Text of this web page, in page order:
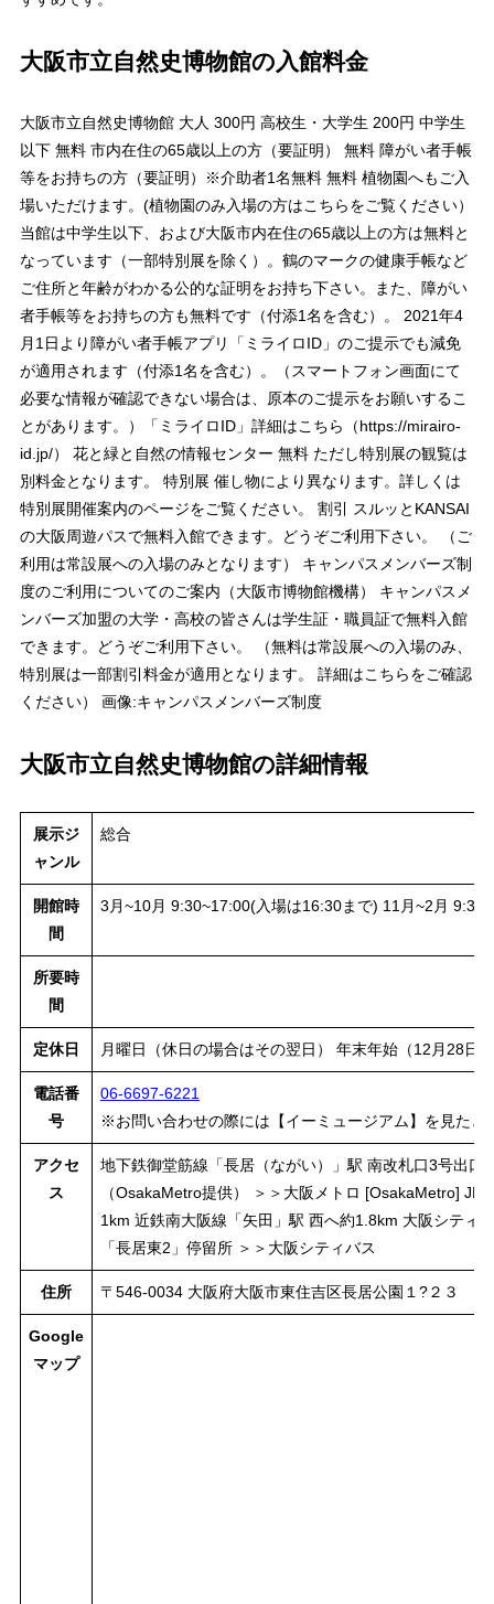
大阪市立自然史博物館の入館料金
大阪市立自然史博物館 大人 300円 高校生・大学生 200円 中学生
以下 無料 市内在住の65歳以上の方（要証明） 無料 障がい者手帳
等をお持ちの方（要証明）※介助者1名無料 無料 植物園へもご入
場いただけます。(植物園のみ入場の方はこちらをご覧ください）
当館は中学生以下、および大阪市内在住の65歳以上の方は無料と
なっています（一部特別展を除く）。鶴のマークの健康手帳など
ご住所と年齢がわかる公的な証明をお持ち下さい。また、障がい
者手帳等をお持ちの方も無料です（付添1名を含む）。 2021年4
月1日より障がい者手帳アプリ「ミライロID」のご提示でも減免
が適用されます（付添1名を含む）。（スマートフォン画面にて
必要な情報が確認できない場合は、原本のご提示をお願いするこ
とがあります。）「ミライロID」詳細はこちら（https://mirairo-
id.jp/） 花と緑と自然の情報センター 無料 ただし特別展の観覧は
別料金となります。 特別展 催し物により異なります。詳しくは
特別展開催案内のページをご覧ください。 割引 スルッとKANSAI
の大阪周遊パスで無料入館できます。どうぞご利用下さい。 （ご
利用は常設展への入場のみとなります） キャンパスメンバーズ制
度のご利用についてのご案内（大阪市博物館機構） キャンパスメ
ンバーズ加盟の大学・高校の皆さんは学生証・職員証で無料入館
できます。どうぞご利用下さい。 （無料は常設展への入場のみ、
特別展は一部割引料金が適用となります。 詳細はこちらをご確認
ください） 画像:キャンパスメンバーズ制度
大阪市立自然史博物館の詳細情報
展示ジ
ャンル
総合
開館時
間
3月~10月 9:30~17:00(入場は16:30まで) 11月~2月
所要時
間
定休日 月曜日（休日の場合はその翌日） 年末年始（12月28日
電話番
号
06-6697-6221
※お問い合わせの際には【イーミュージアム】を見たと
アクセ
ス
地下鉄御堂筋線「長居（ながい）」駅 南改札口3号出口
（OsakaMetro提供） ＞＞大阪メトロ [OsakaMetro] JR
1km 近鉄南大阪線「矢田」駅 西へ約1.8km 大阪シティ
「長居東2」停留所 ＞＞大阪シティバス
住所 〒546-0034 大阪府大阪市東住吉区長居公園１?２３
Google
マップ